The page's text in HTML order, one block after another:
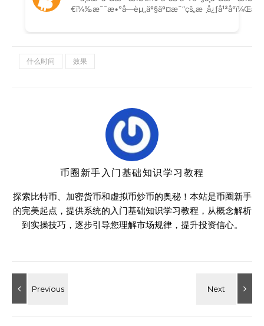
什么时间 效果
币圈新手入门基础知识学习教程
探索比特币、加密货币和虚拟币炒币的奥秘！本站是币圈新手
的完美起点，提供系统的入门基础知识学习教程，从概念解析
到实操技巧，逐步引导您理解市场规律，提升投资信心。